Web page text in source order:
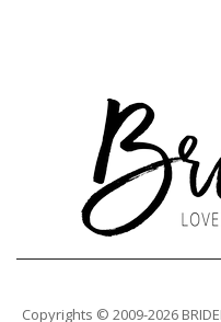
Copyrights © 2009-2026